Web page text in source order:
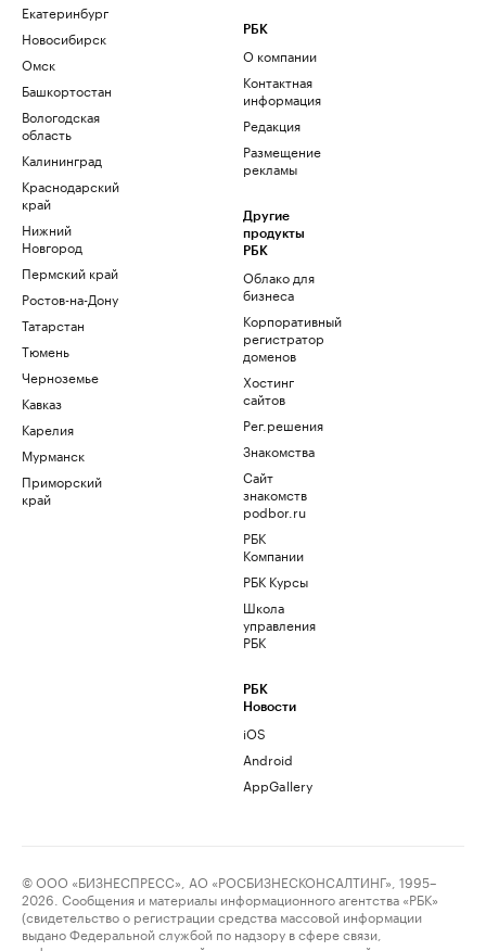
Екатеринбург
Новосибирск
Омск
Башкортостан
Вологодская
область
Калининград
Краснодарский
край
Нижний
Новгород
Пермский край
Ростов-на-Дону
Татарстан
Тюмень
Черноземье
Кавказ
Карелия
Мурманск
Приморский
край
РБК
О компании
Контактная
информация
Редакция
Размещение
рекламы
Другие
продукты
РБК
Облако для
бизнеса
Корпоративный
регистратор
доменов
Хостинг
сайтов
Рег.решения
Знакомства
Сайт
знакомств
podbor.ru
РБК
Компании
РБК Курсы
Школа
управления
РБК
РБК
Новости
iOS
Android
AppGallery
© ООО «БИЗНЕСПРЕСС», АО «РОСБИЗНЕСКОНСАЛТИНГ», 1995–
2026. Сообщения и материалы информационного агентства «РБК»
(свидетельство о регистрации средства массовой информации
выдано Федеральной службой по надзору в сфере связи,